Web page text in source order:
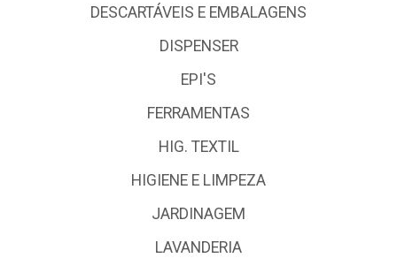
DESCARTÁVEIS E EMBALAGENS
DISPENSER
EPI'S
FERRAMENTAS
HIG. TEXTIL
HIGIENE E LIMPEZA
JARDINAGEM
LAVANDERIA